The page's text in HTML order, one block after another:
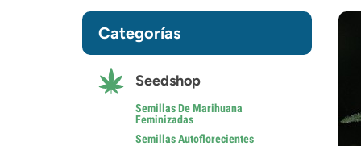
Categorías
Seedshop
Semillas De Marihuana
Feminizadas
Semillas Autoflorecientes